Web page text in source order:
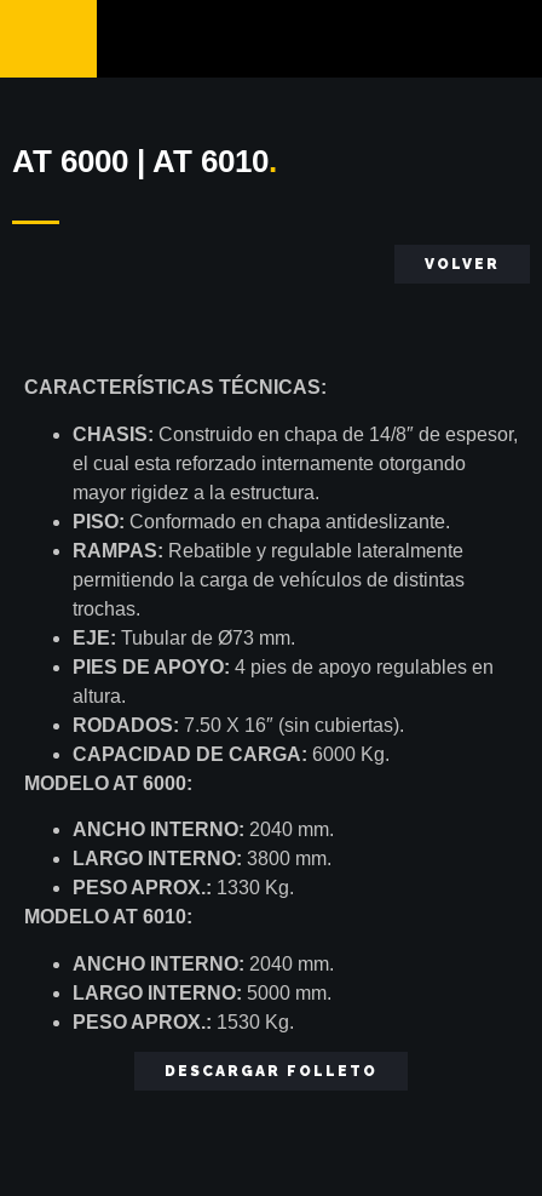
AT 6000 | AT 6010.
VOLVER
CARACTERÍSTICAS TÉCNICAS:
CHASIS: Construido en chapa de 14/8″ de espesor,
el cual esta reforzado internamente otorgando
mayor rigidez a la estructura.
PISO: Conformado en chapa antideslizante.
RAMPAS: Rebatible y regulable lateralmente
permitiendo la carga de vehículos de distintas
trochas.
EJE: Tubular de Ø73 mm.
PIES DE APOYO: 4 pies de apoyo regulables en
altura.
RODADOS: 7.50 X 16″ (sin cubiertas).
CAPACIDAD DE CARGA: 6000 Kg.
MODELO AT 6000:
ANCHO INTERNO: 2040 mm.
LARGO INTERNO: 3800 mm.
PESO APROX.: 1330 Kg.
MODELO AT 6010:
ANCHO INTERNO: 2040 mm.
LARGO INTERNO: 5000 mm.
PESO APROX.: 1530 Kg.
DESCARGAR FOLLETO